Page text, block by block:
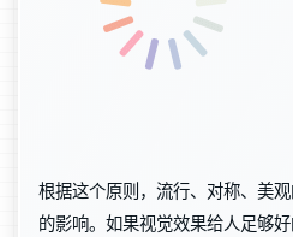
根据这个原则，流行、对称、美
的影响。如果视觉效果给人足够